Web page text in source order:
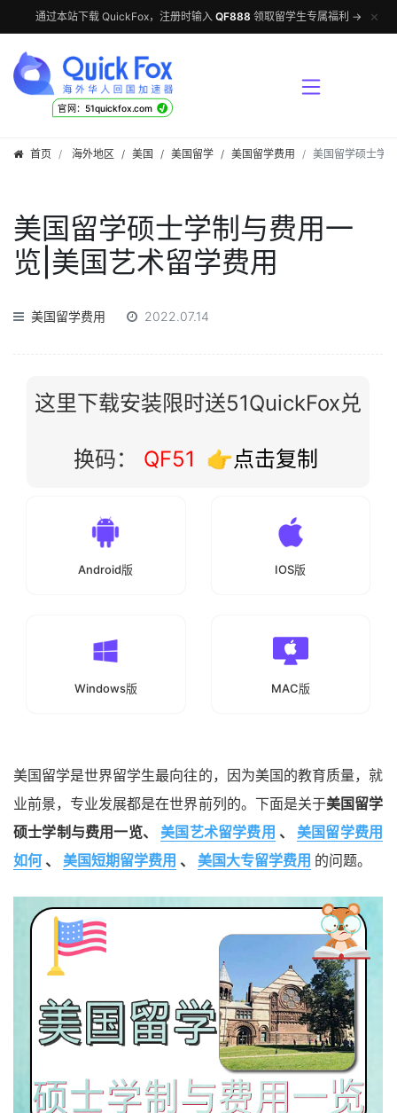
通过本站下载 QuickFox，注册时输入 QF888 领取留学生专属福利 → ✕
官网：51quickfox.com √
首页 海外地区 / 美国 / 美国留学 / 美国留学费用 美国留学硕士学
美国留学硕士学制与费用一
览|美国艺术留学费用
美国留学费用 2022.07.14
这里下载安装限时送51QuickFox兑
换码： QF51 👉点击复制
Android版 IOS版
Windows版 MAC版
美国留学是世界留学生最向往的，因为美国的教育质量，就
业前景，专业发展都是在世界前列的。下面是关于美国留学
硕士学制与费用一览、
美国艺术留学费用 、
美国留学费用
如何 、 美国短期留学费用 、 美国大专留学费用 的问题。